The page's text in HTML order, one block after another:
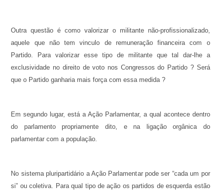
Outra questão é como valorizar o militante não-profissionalizado,
aquele que não tem vinculo de remuneração financeira com o
Partido. Para valorizar esse tipo de militante que tal dar-lhe a
exclusividade no direito de voto nos Congressos do Partido ? Será
que o Partido ganharia mais força com essa medida ?
Em segundo lugar, está a Ação Parlamentar, a qual acontece dentro
do parlamento propriamente dito, e na ligação orgânica do
parlamentar com a população.
No sistema pluripartidário a Ação Parlamentar pode ser “cada um por
si” ou coletiva. Para qual tipo de ação os partidos de esquerda estão